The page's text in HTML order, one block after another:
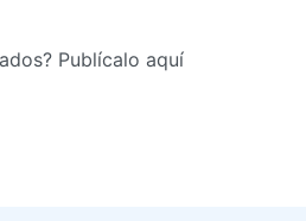
Publícalo aquí